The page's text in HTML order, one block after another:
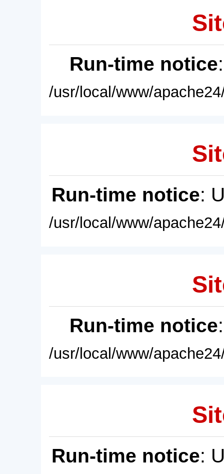
Run-time notice
/usr/local/www/
Run-time notice:
/usr/local/www/
Run-time notice
/usr/local/www/
Run-time notice: